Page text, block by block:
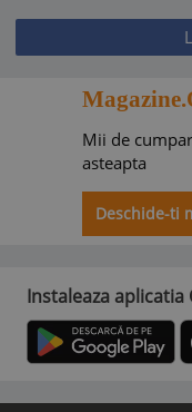
Mii de
asteapta
Deschide-ti
Instaleaza aplicatia